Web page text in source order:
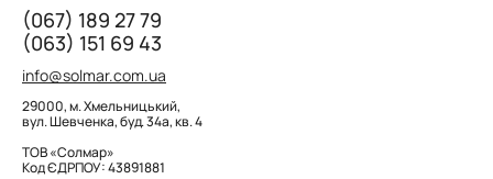
(067) 189 27 79
(063) 151 69 43
info@solmar.com.ua
29000, м. Хмельницький,
вул. Шевченка, буд. 34а, кв. 4
ТОВ «Солмар»
Код ЄДРПОУ: 43891881